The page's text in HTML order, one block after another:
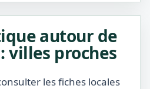
autour de
villes proches
les fiches locales